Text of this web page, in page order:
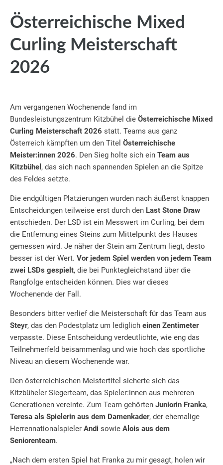
Österreichische Mixed
Curling Meisterschaft
2026
Am vergangenen Wochenende fand im
Bundesleistungszentrum Kitzbühel die Österreichische Mixed
Curling Meisterschaft 2026 statt. Teams aus ganz
Österreich kämpften um den Titel Österreichische
Meister:innen 2026. Den Sieg holte sich ein Team aus
Kitzbühel , das sich nach spannenden Spielen an die Spitze
des Feldes setzte.
Die endgültigen Platzierungen wurden nach äußerst knappen
Entscheidungen teilweise erst durch den Last Stone Draw
entschieden. Der LSD ist ein Messwert im Curling, bei dem
die Entfernung eines Steins zum Mittelpunkt des Hauses
gemessen wird. Je näher der Stein am Zentrum liegt, desto
besser ist der Wert. Vor jedem Spiel werden von jedem Team
zwei LSDs gespielt, die bei Punktegleichstand über die
Rangfolge entscheiden können. Dies war dieses
Wochenende der Fall.
Besonders bitter verlief die Meisterschaft für das Team aus
Steyr, das den Podestplatz um lediglich einen Zentimeter
verpasste. Diese Entscheidung verdeutlichte, wie eng das
Teilnehmerfeld beisammenlag und wie hoch das sportliche
Niveau an diesem Wochenende war.
Den österreichischen Meistertitel sicherte sich das
Kitzbüheler Siegerteam, das Spieler:innen aus mehreren
Generationen vereinte. Zum Team gehörten Juniorin Franka,
Teresa als Spielerin aus dem Damenkader, der ehemalige
Herrennationalspieler Andi sowie Alois aus dem
Seniorenteam.
„Nach dem ersten Spiel hat Franka zu mir gesagt, holen wir